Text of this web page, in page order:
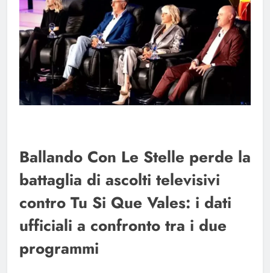
Ballando Con Le Stelle perde la
battaglia di ascolti televisivi
contro Tu Si Que Vales: i dati
ufficiali a confronto tra i due
programmi